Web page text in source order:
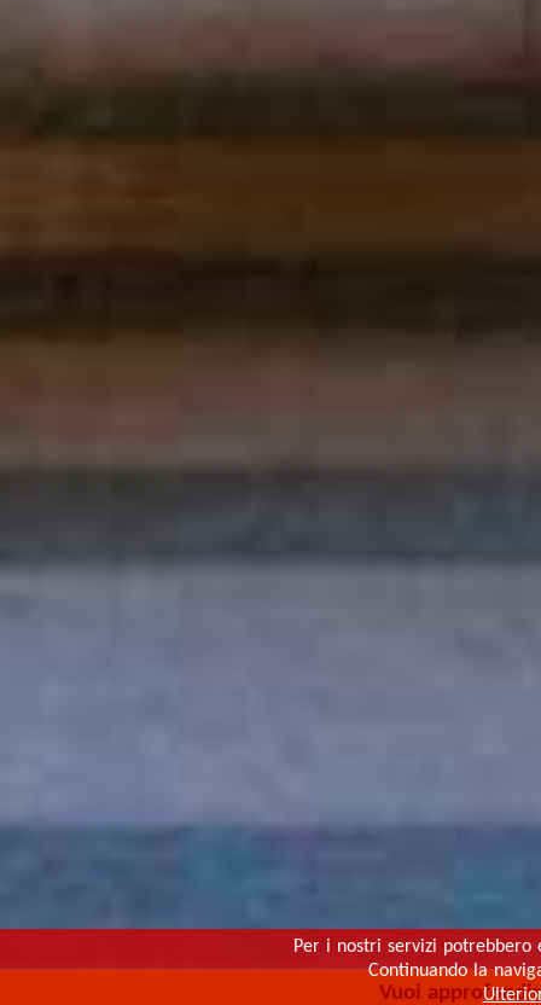
Per i nostri servizi potrebbero
Continuando la
Vuoi